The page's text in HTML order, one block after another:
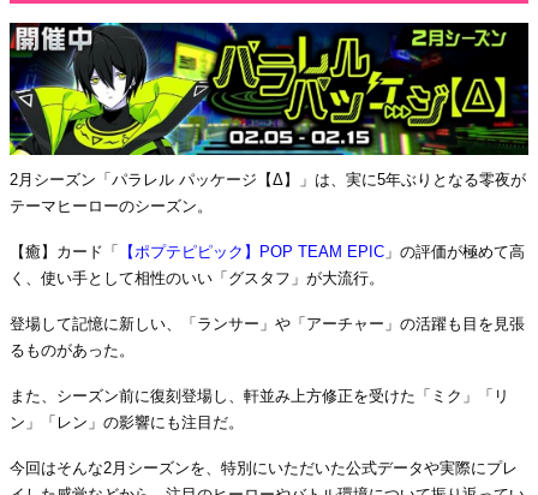
2月シーズン「パラレル パッケージ【Δ】」は、実に5年ぶりとなる零夜が
テーマヒーローのシーズン。
【癒】カード「 【ポプテピピック】POP TEAM EPIC 」の評価が極めて高
く、使い手として相性のいい「グスタフ」が大流行。
登場して記憶に新しい、「ランサー」や「アーチャー」の活躍も目を見張
るものがあった。
また、シーズン前に復刻登場し、軒並み上方修正を受けた「ミク」「リ
ン」「レン」の影響にも注目だ。
今回はそんな2月シーズンを、特別にいただいた公式データや実際にプレ